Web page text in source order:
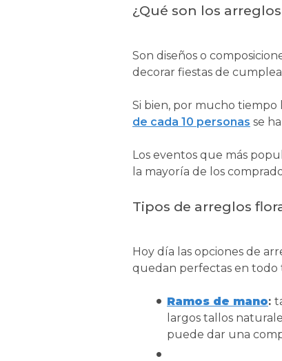
¿Qué son los
Son diseños o
decorar fiestas de
Si bien, por mucho tiempo
de cada 10 personas se
Los eventos que más
la mayoría de los
Tipos de arreglos
Hoy día las opciones de
quedan perfectas en todo
Ramos de mano:
largos tallos
puede dar una